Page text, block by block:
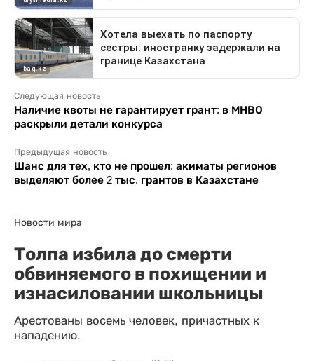
Следующая новость
Наличие квоты не гарантирует грант: в МНВО
раскрыли детали конкурса
Предыдущая новость
Шанс для тех, кто не прошел: акиматы регионов
выделяют более 2 тыс. грантов в Казахстане
Новости мира
Толпа избила до смерти
обвиняемого в похищении и
изнасиловании школьницы
Арестованы восемь человек, причастных к
нападению.